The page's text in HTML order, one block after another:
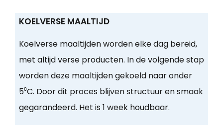
KOELVERSE MAALTIJD
Koelverse maaltijden worden elke dag bereid,
met altijd verse producten. In de volgende stap
worden deze maaltijden gekoeld naar onder
5⁰C. Door dit proces blijven structuur en smaak
gegarandeerd. Het is 1 week houdbaar.